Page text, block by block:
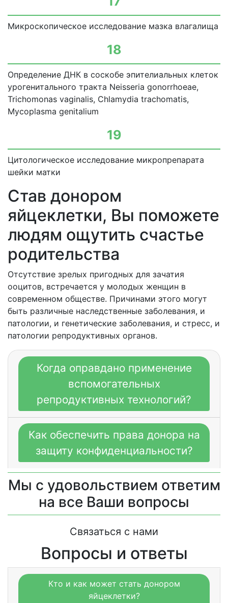
Микроскопическое исследование мазка влагалища
18
Определение ДНК в соскобе эпителиальных клеток
урогенитального тракта Neisseria gonorrhoeae,
Trichomonas vaginalis, Chlamydia trachomatis,
Mycoplasma genitalium
19
Цитологическое исследование микропрепарата
шейки матки
Став донором
яйцеклетки, Вы поможете
людям ощутить счастье
родительства
Отсутствие зрелых пригодных для зачатия
ооцитов, встречается у молодых женщин в
современном обществе. Причинами этого могут
быть различные наследственные заболевания, и
патологии, и генетические заболевания, и стресс, и
патологии репродуктивных органов.
Когда оправдано применение
вспомогательных
репродуктивных технологий?
Как обеспечить права донора на
защиту конфиденциальности?
Мы с удовольствием ответим
на все Ваши вопросы
Связаться с нами
Вопросы и ответы
Кто и как может стать донором
яйцеклетки?